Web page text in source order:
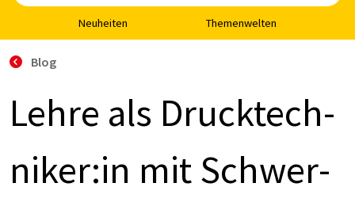
Neu­hei­ten The­men­wel­ten
Blog
Leh­re als Druck­tech­
ni­ker:in mit Schwer­